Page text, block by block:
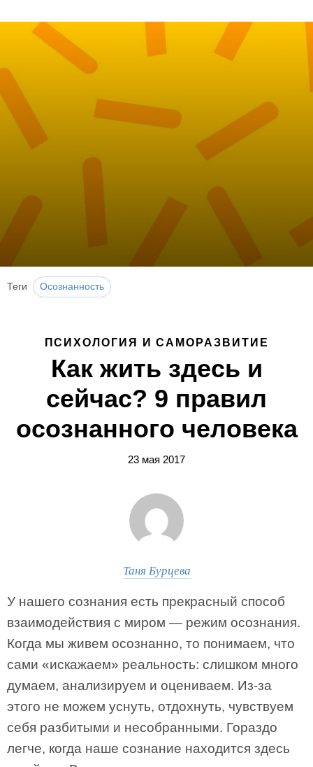
Теги Осознанность
ПСИХОЛОГИЯ И САМОРАЗВИТИЕ
Как жить здесь и
сейчас? 9 правил
осознанного человека
23 мая 2017
Таня Бурцева
У нашего сознания есть прекрасный способ
взаимодействия с миром — режим осознания.
Когда мы живем осознанно, то понимаем, что
сами «искажаем» реальность: слишком много
думаем, анализируем и оцениваем. Из-за
этого не можем уснуть, отдохнуть, чувствуем
себя разбитыми и несобранными. Гораздо
легче, когда наше сознание находится здесь